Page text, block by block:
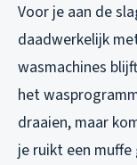
Voor je aan de
daadwerkelijk
wasmachines
het
draaien, maar
je ruikt een